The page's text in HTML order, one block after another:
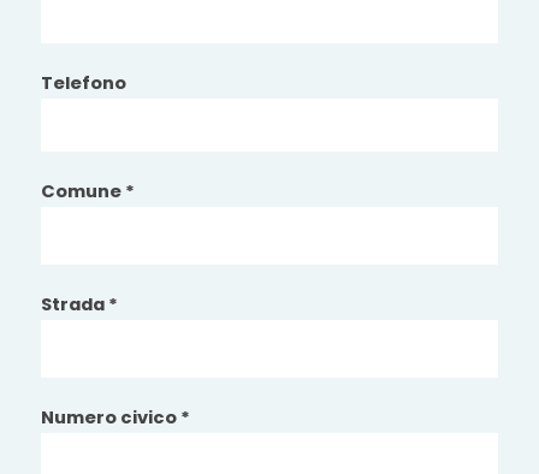
Telefono
Comune *
Strada *
Numero civico *